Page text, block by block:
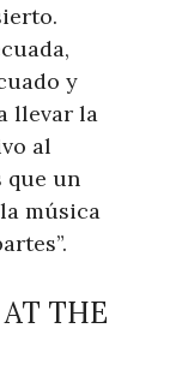
y
llevar la
al
que un
música
THE